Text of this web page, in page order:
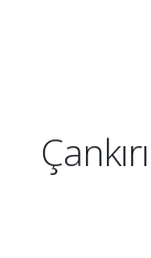
Çankırı